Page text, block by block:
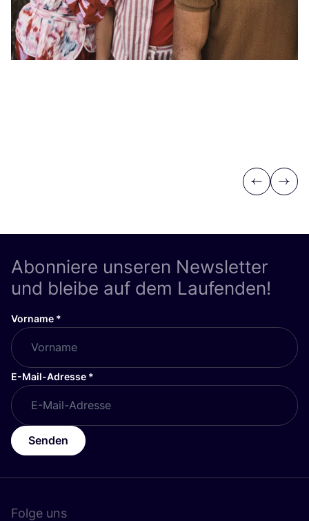
Previous
Next
Abonniere unseren Newsletter
und bleibe auf dem Laufenden!
Vorname *
E-Mail-Adresse *
Senden
Folge uns